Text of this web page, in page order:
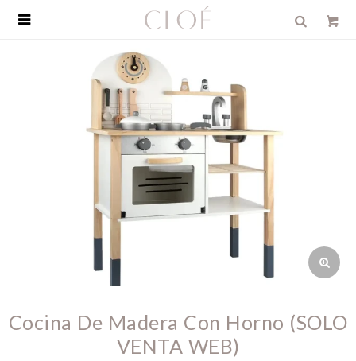

Cocina De Madera Con Horno (SOLO
VENTA WEB)